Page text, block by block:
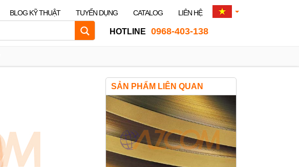
BLOG KỸ THUẬT TUYỂN DỤNG CATALOG LIÊN HỆ
HOTLINE 0968-403-138
SẢN PHẨM LIÊN QUAN